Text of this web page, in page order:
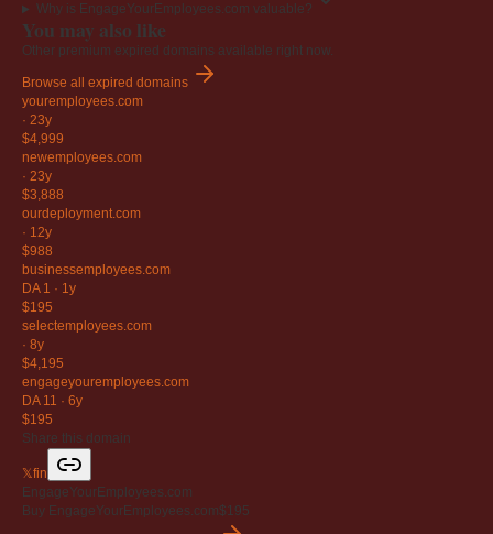
Why is EngageYourEmployees.com valuable?
You may also like
Other premium expired domains available right now.
Browse all expired domains
youremployees.com
· 23y
$4,999
newemployees.com
· 23y
$3,888
ourdeployment.com
· 12y
$988
businessemployees.com
DA 1 · 1y
$195
selectemployees.com
· 8y
$4,195
engageyouremployees.com
DA 11 · 6y
$195
Share this domain
𝕏fin
EngageYourEmployees.com
Buy EngageYourEmployees.com$195